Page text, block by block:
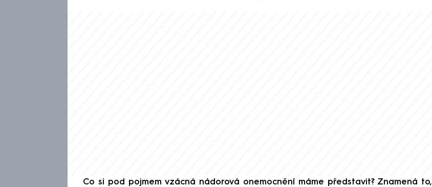
Co si pod pojmem vzácná nádorová onemocnění máme představit? Znamená to,